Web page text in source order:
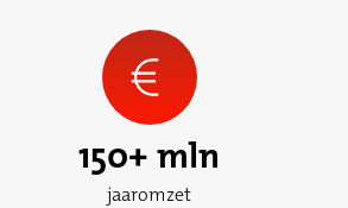
150+ mln
jaaromzet